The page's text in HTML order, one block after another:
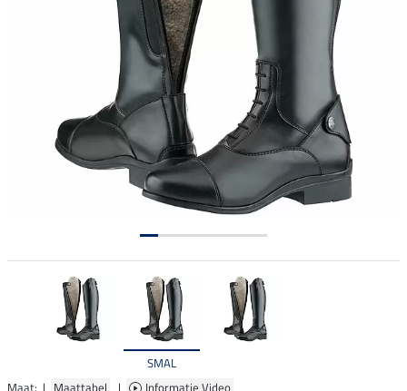
SMAL
Maat: | Maattabel | Informatie Video